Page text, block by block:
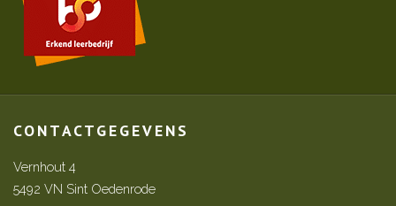
CONTACTGEGEVENS
Vernhout 4
5492 VN Sint Oedenrode